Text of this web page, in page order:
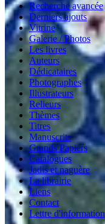
Recherche avancée
Derniers ajouts
Vitrine
Galerie / Photos
Les livres
Auteurs
Dédicataires
Photographes
Illustrateurs
Relieurs
Thèmes
Titres
Manuscrits
Grands Papiers
Catalogues
Jadis et naguère
La librairie
Liens
Contact
Lettre d'information